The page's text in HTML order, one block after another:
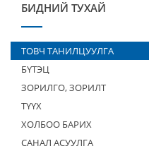
БИДНИЙ ТУХАЙ
ТОВЧ ТАНИЛЦУУЛГА
БҮТЭЦ
ЗОРИЛГО, ЗОРИЛТ
ТҮҮХ
ХОЛБОО БАРИХ
САНАЛ АСУУЛГА